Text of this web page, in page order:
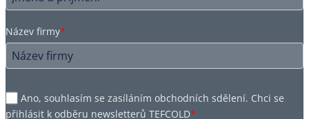
Název firmy*
Ano, souhlasím se zasíláním obchodních sdělení. Chci se
přihlásit k odběru newsletterů TEFCOLD*